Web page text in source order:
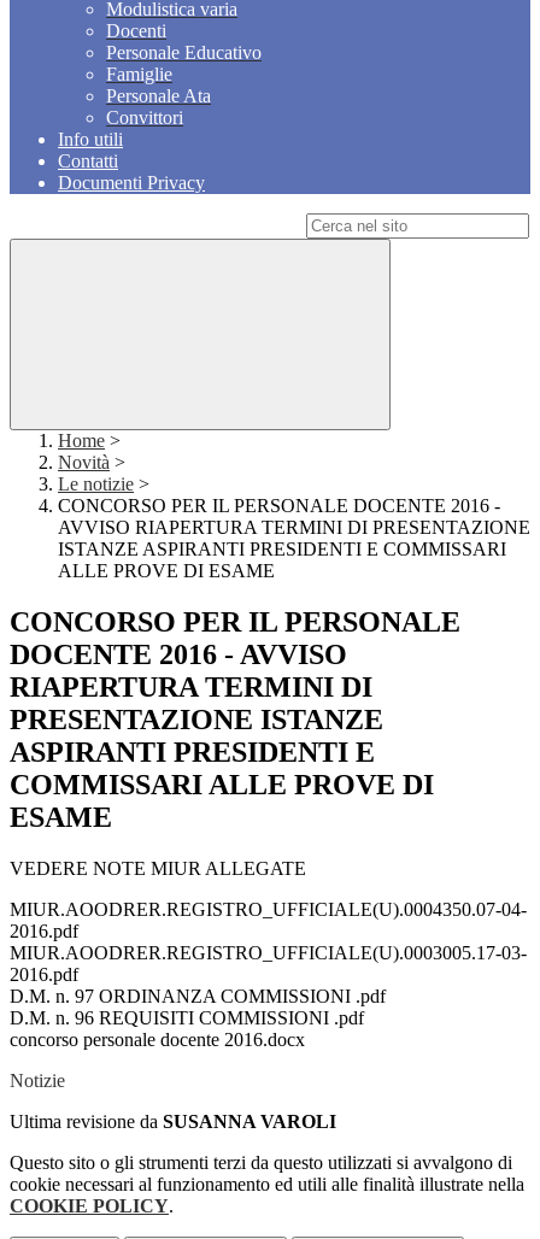
Modulistica varia
Docenti
Personale Educativo
Famiglie
Personale Ata
Convittori
Info utili
Contatti
Documenti Privacy
Home >
Novità >
Le notizie >
CONCORSO PER IL PERSONALE DOCENTE 2016 -
AVVISO RIAPERTURA TERMINI DI PRESENTAZIONE
ISTANZE ASPIRANTI PRESIDENTI E COMMISSARI
ALLE PROVE DI ESAME
CONCORSO PER IL PERSONALE
DOCENTE 2016 - AVVISO
RIAPERTURA TERMINI DI
PRESENTAZIONE ISTANZE
ASPIRANTI PRESIDENTI E
COMMISSARI ALLE PROVE DI
ESAME
VEDERE NOTE MIUR ALLEGATE
MIUR.AOODRER.REGISTRO_UFFICIALE(U).0004350.07-04-
2016.pdf
MIUR.AOODRER.REGISTRO_UFFICIALE(U).0003005.17-03-
2016.pdf
D.M. n. 97 ORDINANZA COMMISSIONI .pdf
D.M. n. 96 REQUISITI COMMISSIONI .pdf
concorso personale docente 2016.docx
Notizie
Ultima revisione da SUSANNA VAROLI
Questo sito o gli strumenti terzi da questo utilizzati si avvalgono di
cookie necessari al funzionamento ed utili alle finalità illustrate nella
COOKIE POLICY.